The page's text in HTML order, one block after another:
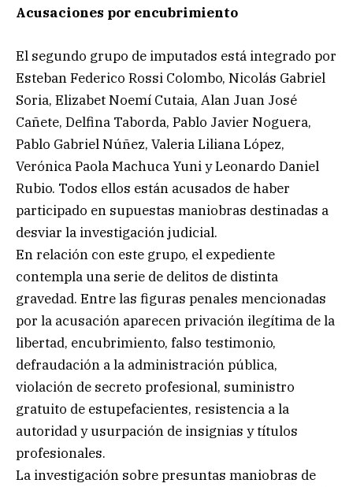
Acusaciones por encubrimiento
El segundo grupo de imputados está integrado por
Esteban Federico Rossi Colombo, Nicolás Gabriel
Soria, Elizabet Noemí Cutaia, Alan Juan José
Cañete, Delfina Taborda, Pablo Javier Noguera,
Pablo Gabriel Núñez, Valeria Liliana López,
Verónica Paola Machuca Yuni y Leonardo Daniel
Rubio. Todos ellos están acusados de haber
participado en supuestas maniobras destinadas a
desviar la investigación judicial.
En relación con este grupo, el expediente
contempla una serie de delitos de distinta
gravedad. Entre las figuras penales mencionadas
por la acusación aparecen privación ilegítima de la
libertad, encubrimiento, falso testimonio,
defraudación a la administración pública,
violación de secreto profesional, suministro
gratuito de estupefacientes, resistencia a la
autoridad y usurpación de insignias y títulos
profesionales.
La investigación sobre presuntas maniobras de